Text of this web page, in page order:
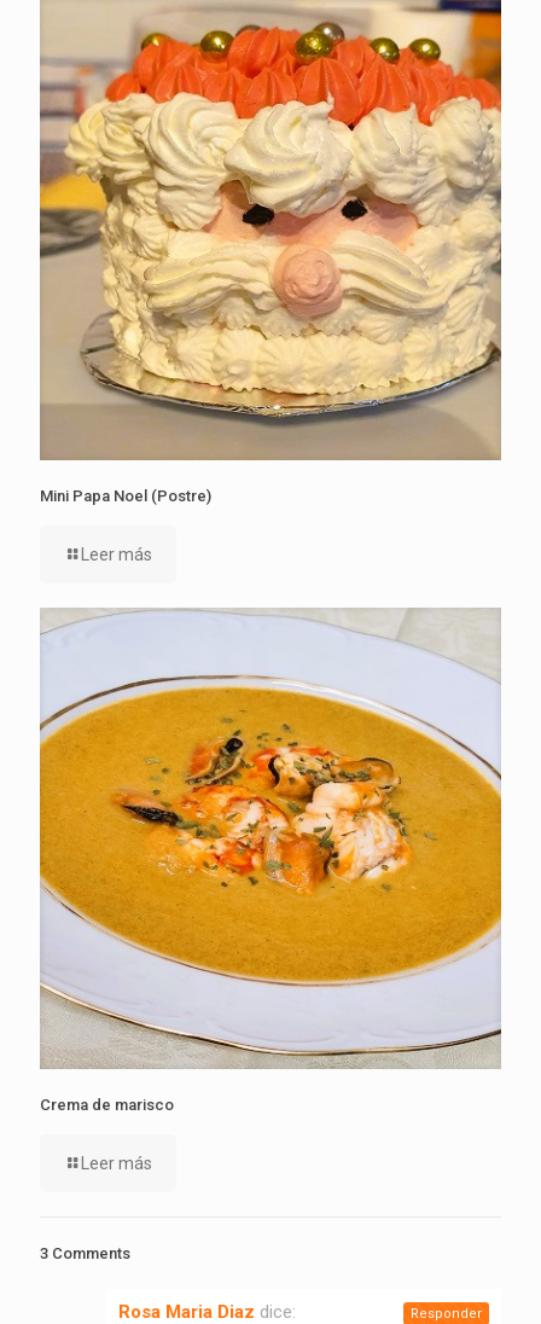
Mini Papa Noel (Postre)
Leer más
Crema de marisco
Leer más
3 Comments
Rosa Maria Diaz dice: Responder